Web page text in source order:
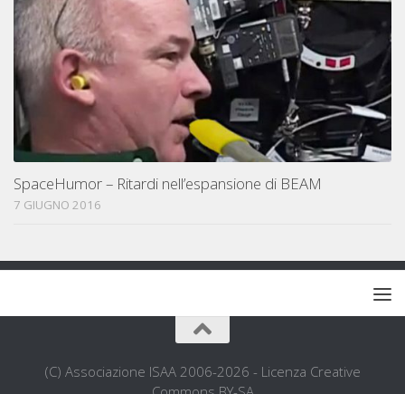
SpaceHumor – Ritardi nell’espansione di BEAM
7 GIUGNO 2016
(C) Associazione ISAA 2006-2026 - Licenza Creative